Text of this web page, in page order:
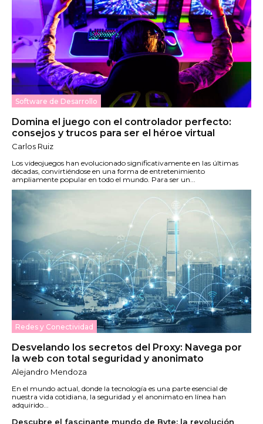
Software de Desarrollo
Domina el juego con el controlador perfecto:
consejos y trucos para ser el héroe virtual
Carlos Ruiz
Los videojuegos han evolucionado significativamente en las últimas
décadas, convirtiéndose en una forma de entretenimiento
ampliamente popular en todo el mundo. Para ser un...
Redes y Conectividad
Desvelando los secretos del Proxy: Navega por
la web con total seguridad y anonimato
Alejandro Mendoza
En el mundo actual, donde la tecnología es una parte esencial de
nuestra vida cotidiana, la seguridad y el anonimato en línea han
adquirido...
Descubre el fascinante mundo de Byte: la revolución